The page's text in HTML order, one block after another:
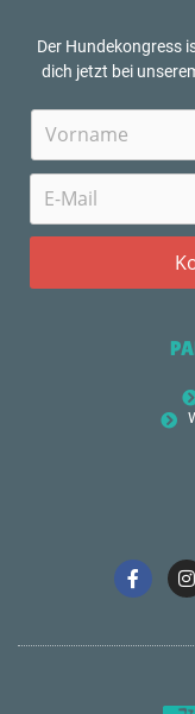
Der Hundekongress
dich jetzt bei